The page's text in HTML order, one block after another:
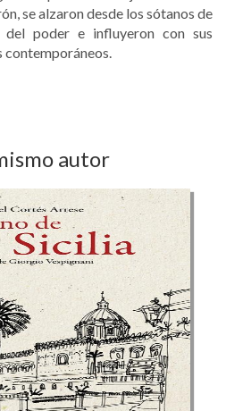
se alzaron desde los sótanos de
poder e influyeron con sus
contemporáneos.
autor